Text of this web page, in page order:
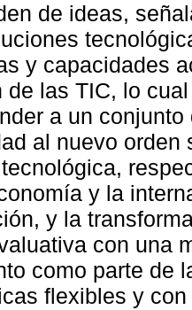
de ideas,
y capacidades
de las TIC, lo
a un
al nuevo
y la
y la
con una
como parte de
flexibles y